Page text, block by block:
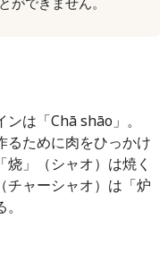
は「Chā shāo」。
るために肉をひっかけ
」（シャオ）は焼く
チャーシャオ）は「炉